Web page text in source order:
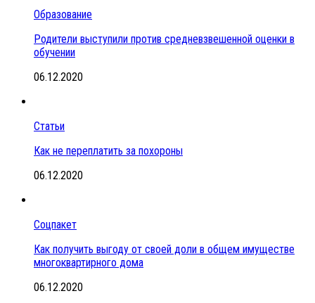
Образование
Родители выступили против средневзвешенной оценки в
обучении
06.12.2020
Статьи
Как не переплатить за похороны
06.12.2020
Соцпакет
Как получить выгоду от своей доли в общем имуществе
многоквартирного дома
06.12.2020